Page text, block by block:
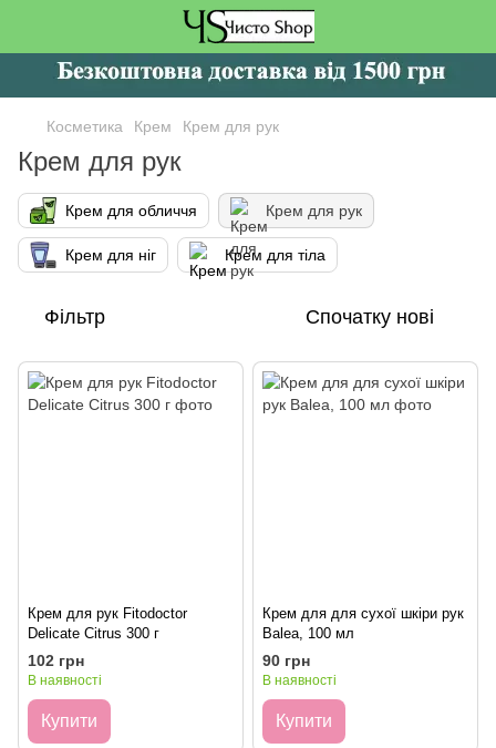
Косметика Крем Крем для рук
Крем для рук
Крем для обличчя Крем для рук
Крем для ніг Крем для тіла
Фільтр Спочатку нові
Крем для рук Fitodoctor
Delicate Citrus 300 г
102 грн
В наявності
Купити
Крем для для сухої шкіри рук
Balea, 100 мл
90 грн
В наявності
Купити